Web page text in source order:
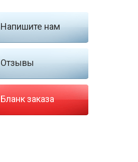
Напишите нам
Отзывы
Бланк заказа